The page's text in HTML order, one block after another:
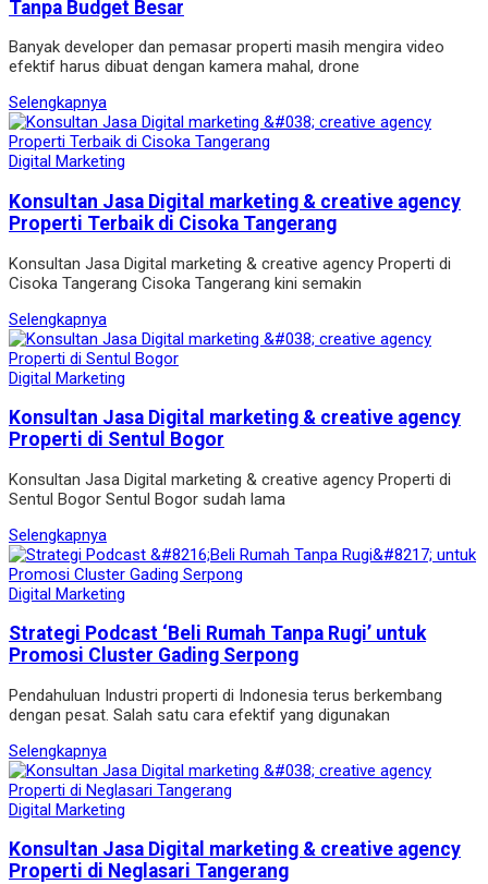
Tanpa Budget Besar
Banyak developer dan pemasar properti masih mengira video
efektif harus dibuat dengan kamera mahal, drone
Selengkapnya
Digital Marketing
Konsultan Jasa Digital marketing & creative agency
Properti Terbaik di Cisoka Tangerang
Konsultan Jasa Digital marketing & creative agency Properti di
Cisoka Tangerang Cisoka Tangerang kini semakin
Selengkapnya
Digital Marketing
Konsultan Jasa Digital marketing & creative agency
Properti di Sentul Bogor
Konsultan Jasa Digital marketing & creative agency Properti di
Sentul Bogor Sentul Bogor sudah lama
Selengkapnya
Digital Marketing
Strategi Podcast ‘Beli Rumah Tanpa Rugi’ untuk
Promosi Cluster Gading Serpong
Pendahuluan Industri properti di Indonesia terus berkembang
dengan pesat. Salah satu cara efektif yang digunakan
Selengkapnya
Digital Marketing
Konsultan Jasa Digital marketing & creative agency
Properti di Neglasari Tangerang